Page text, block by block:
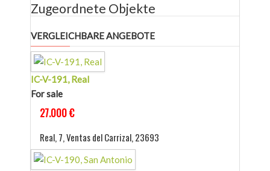
Zugeordnete Objekte
VERGLEICHBARE ANGEBOTE
IC-V-191, Real
For sale
27.000 €
Real, 7, Ventas del Carrizal, 23693